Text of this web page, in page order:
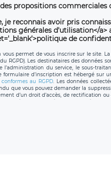
propositions commerciales
je reconnais avoir pris
générales d'utilisation</a>
de
permet de vous inscrire sur le site.
RGPD). Les destinataires des données
l’administration du service, le sous-
formulaire d’inscription est hébergé sur
au RGPD. Les données
que vous pouvez demander la
d’un droit d’accès, de rectification
droit à la portabilité de vos données.
qui exerce au siège social de
Vous